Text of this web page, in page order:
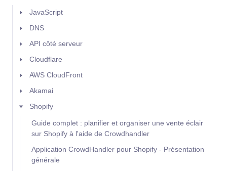
JavaScript
DNS
API côté serveur
Cloudflare
AWS CloudFront
Akamai
Shopify
Guide complet : planifier et organiser une vente éclair
sur Shopify à l'aide de Crowdhandler
Application CrowdHandler pour Shopify - Présentation
générale